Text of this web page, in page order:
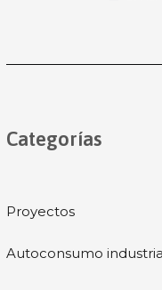
Categorías
Proyectos
Autoconsumo